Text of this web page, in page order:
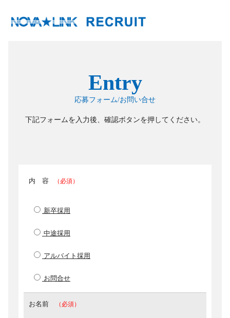
Entry
応募フォーム/お問い合せ
下記フォームを入力後、確認ボタンを押してください。
内 容 （必須）
新卒採用
中途採用
アルバイト採用
お問合せ
お名前 （必須）